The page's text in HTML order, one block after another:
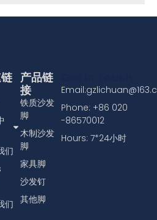
产品链
接
铁质沙发
脚
木制沙发
脚
家具脚
沙发钉
其他脚
们
们
Phone: +86 020
-86570012
Hours: 7*24小时